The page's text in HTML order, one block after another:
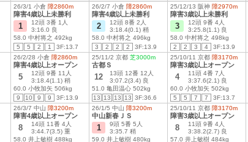
26/3/1 小倉 障2860m
障害4歳以上未勝利
1
12頭 3番 1人
3:16.0 良
58.0 中村将之 492kg
5
5 2 1 3F:13.7
26/2/7 小倉 障2860m
障害4歳以上未勝利
2
12頭 8番 2人
3:18.4(0.1) 稍
58.0 中村将之 496kg
3
2 2 2 3F:13.9
25/12/13 阪神 障2970m
障害3歳以上未勝利
3
12頭 9番 4人
3:25.8(1.1) 良
58.0 中村将之 498kg
2
2 3 4 3F:13.9
26/2/28 小倉 障2860m
障害4歳以上オープン
5
12頭 9番 11人
3:18.4(1.1) 稍
60.0 小牧加矢 506kg
9
10 9 9 3F:13.9
25/11/2 京都 芝3000m
古都Ｓ
12
13頭 12番 12人
3:07.2(3.4) 良
51.0 亀田温心 502kg
13
13 13 13 3F:36.6
25/10/11 京都 障3170m
障害3歳以上オープン
4
11頭 4番 7人
3:37.6(2.1) 良
60.0 小牧加矢 502kg
5
5 7 7 3F:13.7
26/3/7 中山 障3200m
障害4歳以上オープン
8
14頭 11番 4人
3:44.7(3.5) 重
58.0 井上敏樹 488kg
26/1/5 中山 障3200m
中山新春ＪＳ
1
9頭 5番 5人
3:35.7 稍
59.0 井上敏樹 480kg
25/10/11 京都 障3170m
障害3歳以上オープン
8
11頭 9番 4人
3:38.2(2.7) 良
57.0 井上敏樹 484kg